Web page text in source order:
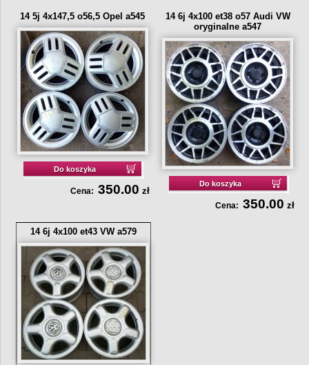
14 5j 4x147,5 o56,5 Opel a545
Do koszyka
Cena: 350.00 zł
14 6j 4x100 et38 o57 Audi VW
oryginalne a547
Do koszyka
Cena: 350.00 zł
14 6j 4x100 et43 VW a579